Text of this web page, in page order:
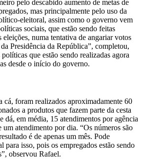
pelo descabido aumento de metas de
mas principalmente pelo uso da
eleitoral, assim como o governo vem
sociais, que estão sendo feitas
eleições, numa tentativa de angariar votos
Presidência da República”, completou,
que estão sendo realizadas agora
desde o início do governo.
cá, foram realizados aproximadamente 60
a produtos que fazem parte da cesta
dá, em média, 15 atendimentos por agência
um atendimento por dia. “Os números são
é de apenas um mês. Pode
para isso, pois os empregados estão sendo
observou Rafael.